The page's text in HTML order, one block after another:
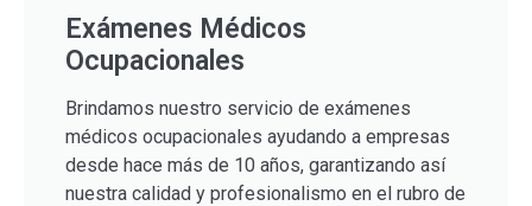
Exámenes Médicos
Ocupacionales
Brindamos nuestro servicio de exámenes
médicos ocupacionales ayudando a empresas
desde hace más de 10 años, garantizando así
nuestra calidad y profesionalismo en el rubro de